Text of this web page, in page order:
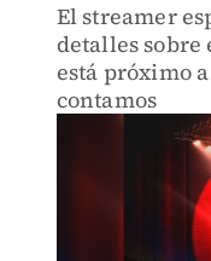
El streamer
detalles sobre
está próximo
contamos